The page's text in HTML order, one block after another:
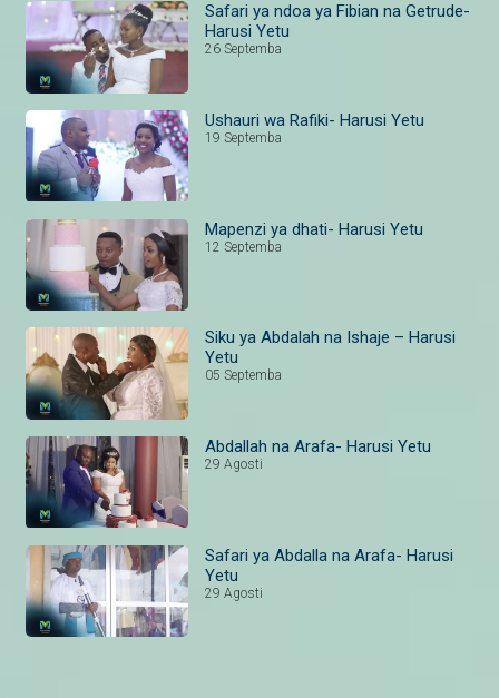
Safari ya ndoa ya Fibian na Getrude-
Harusi Yetu
26 Septemba
Ushauri wa Rafiki- Harusi Yetu
19 Septemba
Mapenzi ya dhati- Harusi Yetu
12 Septemba
Siku ya Abdalah na Ishaje – Harusi
Yetu
05 Septemba
Abdallah na Arafa- Harusi Yetu
29 Agosti
Safari ya Abdalla na Arafa- Harusi
Yetu
29 Agosti